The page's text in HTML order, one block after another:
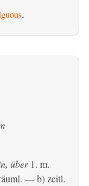
.
über1. m.
— b)zeitl.